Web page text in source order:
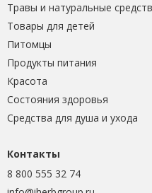
Травы и натуральные
Товары для детей
Питомцы
Продукты питания
Красота
Состояния здоровья
Средства для душа и ухода
Контакты
8 800 555 32 74